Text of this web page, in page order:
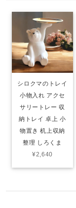
シロクマのトレイ
小物入れ アクセ
サリートレー 収
納トレイ 卓上 小
物置き 机上収納
整理 しろくま
¥2,640